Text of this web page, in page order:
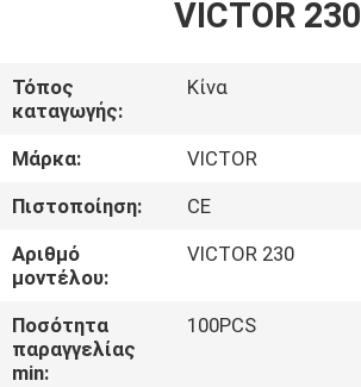
ΕΜΕΊΣ
ΓΎΡΟΣ
ΕΡΓΟΣΤΑΣΊΩΝ
ΠΟΙΟΤΙΚΌΣ
ΈΛΕΓΧΟΣ
VICTOR 230
Τόπος
καταγωγής:
Κίνα
Μάρκα:
VICTOR
Πιστοποίηση:
CE
Αριθμό
μοντέλου:
VICTOR 230
Ποσότητα
παραγγελίας
min:
100PCS